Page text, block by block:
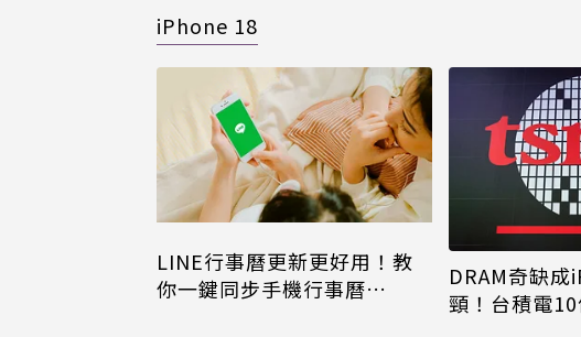
iPhone 18
LINE行事曆更新更好用！教
你一鍵同步手機行事曆
DRAM奇缺
頸！台積電